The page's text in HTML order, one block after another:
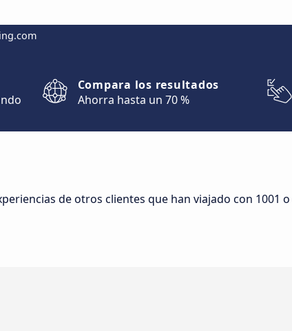
Compara los resultados
Ahorra hasta un 70 %
de otros clientes que han viajado con 1001